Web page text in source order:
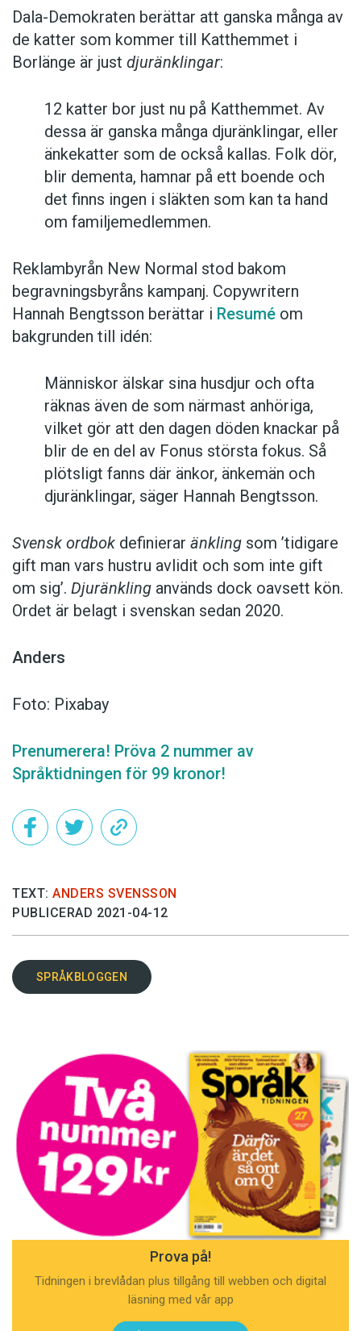
Dala-Demokraten berättar att ganska många av
de katter som kommer till Katthemmet i
Borlänge är just djuränklingar:
12 katter bor just nu på Katthemmet. Av
dessa är ganska många djuränklingar, eller
änkekatter som de också kallas. Folk dör,
blir dementa, hamnar på ett boende och
det finns ingen i släkten som kan ta hand
om familjemedlemmen.
Reklambyrån New Normal stod bakom
begravningsbyråns kampanj. Copywritern
Hannah Bengtsson berättar i Resumé om
bakgrunden till idén:
Människor älskar sina husdjur och ofta
räknas även de som närmast anhöriga,
vilket gör att den dagen döden knackar på
blir de en del av Fonus största fokus. Så
plötsligt fanns där änkor, änkemän och
djuränklingar, säger Hannah Bengtsson.
Svensk ordbok definierar änkling som ’tidigare
gift man vars hustru av­lidit och som inte gift
om sig’. Djuränkling används dock oavsett kön.
Ordet är belagt i svenskan sedan 2020.
Anders
Foto: Pixabay
Prenumerera! Pröva 2 nummer av
Språktidningen för 99 kronor!
TEXT: ANDERS SVENSSON
PUBLICERAD 2021-04-12
SPRÅKBLOGGEN
Prova på!
Tidningen i brevlådan plus tillgång till webben och digital
läsning med vår app